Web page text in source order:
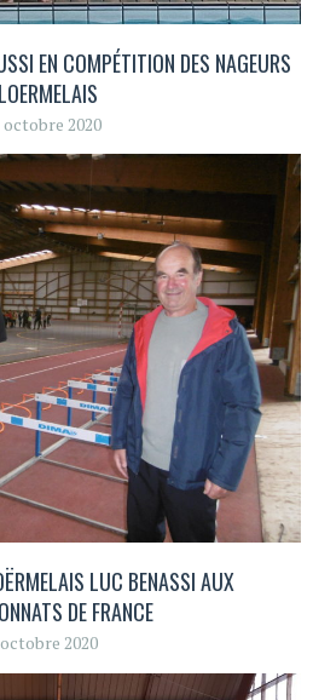
EN COMPÉTITION DES NAGEURS
octobre 2020
LUC BENASSI AUX
DE FRANCE
2020